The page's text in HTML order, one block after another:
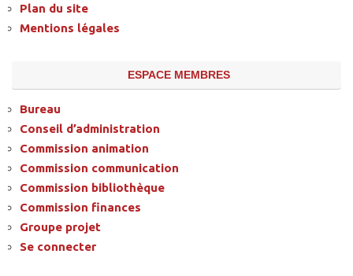
Plan du site
Mentions légales
ESPACE MEMBRES
Bureau
Conseil d’administration
Commission animation
Commission communication
Commission bibliothèque
Commission finances
Groupe projet
Se connecter